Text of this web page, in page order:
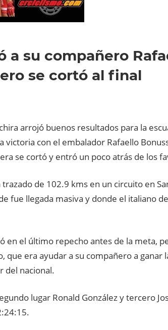
a su compañero
se cortó al final
arrojó buenos resultados para la
victoria con el embalador Rafaello
se cortó y entró un poco atrás de los
de 102.9 kms en un circuito en
fue llegada masiva y donde el italiano
en el último repecho antes de la meta,
que era ayudar a su compañero a ganar
del nacional.
lugar Ronald González y tercero